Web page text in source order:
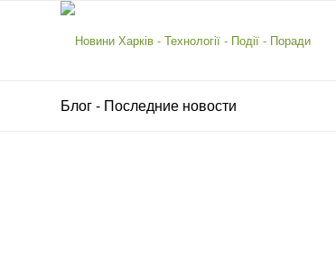
Блог - Последние новости